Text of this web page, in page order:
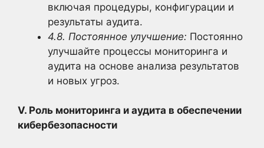
включая процедуры, конфигурации и
результаты аудита.
4.8. Постоянное улучшение: Постоянно
улучшайте процессы мониторинга и
аудита на основе анализа результатов
и новых угроз.
V. Роль мониторинга и аудита в обеспечении
кибербезопасности